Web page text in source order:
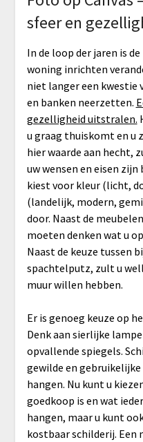
sfeer en
In de loop der jaren is
woning inrichten
niet langer een kwestie
en banken neerzetten.
gezelligheid uitstralen.
u graag thuiskomt en u
hier waarde aan hecht,
uw wensen en eisen
kiest voor kleur (licht,
(landelijk, modern,
door. Naast de
moeten denken wat u
Naast de keuze tussen
spachtelputz, zult u
muur willen hebben.
Er is genoeg keuze op
Denk aan sierlijke
opvallende spiegels.
gewilde en
hangen. Nu kunt u
goedkoop is en wat
hangen, maar u kunt
kostbaar schilderij. Een